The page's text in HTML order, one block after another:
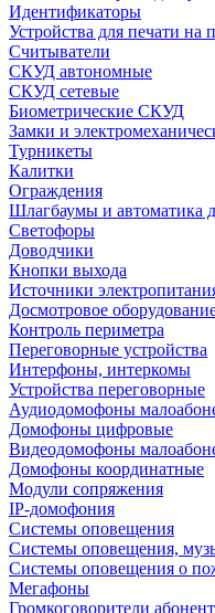
Идентификаторы
Устройства для печати на
Считыватели
СКУД автономные
СКУД сетевые
Биометрические СКУД
Замки и
Турникеты
Калитки
Ограждения
Шлагбаумы и автоматика
Светофоры
Доводчики
Кнопки выхода
Источники
Досмотровое
Контроль периметра
Переговорные устройства
Интерфоны, интеркомы
Устройства переговорные
Аудиодомофоны
Домофоны цифровые
Видеодомофоны
Домофоны координатные
Модули сопряжения
IP-домофония
Системы оповещения
Системы оповещения,
Системы оповещения о
Мегафоны
Громкоговорители